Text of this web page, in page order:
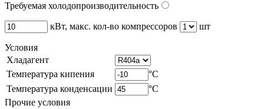
Требуемая холодопроизводительность
кВт, макс. кол-во компрессоров шт
Условия
Хладагент
Температура кипения
°C
Температура конденсации
°C
Прочие условия